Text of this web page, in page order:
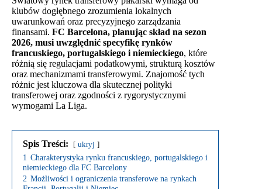
klubów dogłębnego zrozumienia lokalnych
uwarunkowań oraz precyzyjnego zarządzania
finansami. FC Barcelona, planując skład na sezon
2026, musi uwzględnić specyfikę rynków
francuskiego, portugalskiego i niemieckiego, które
różnią się regulacjami podatkowymi, strukturą kosztów
oraz mechanizmami transferowymi. Znajomość tych
różnic jest kluczowa dla skutecznej polityki
transferowej oraz zgodności z rygorystycznymi
wymogami La Liga.
Spis Treści: ukryj
1 Charakterystyka rynku francuskiego, portugalskiego i
niemieckiego dla FC Barcelony
2 Możliwości i ograniczenia transferowe na rynkach